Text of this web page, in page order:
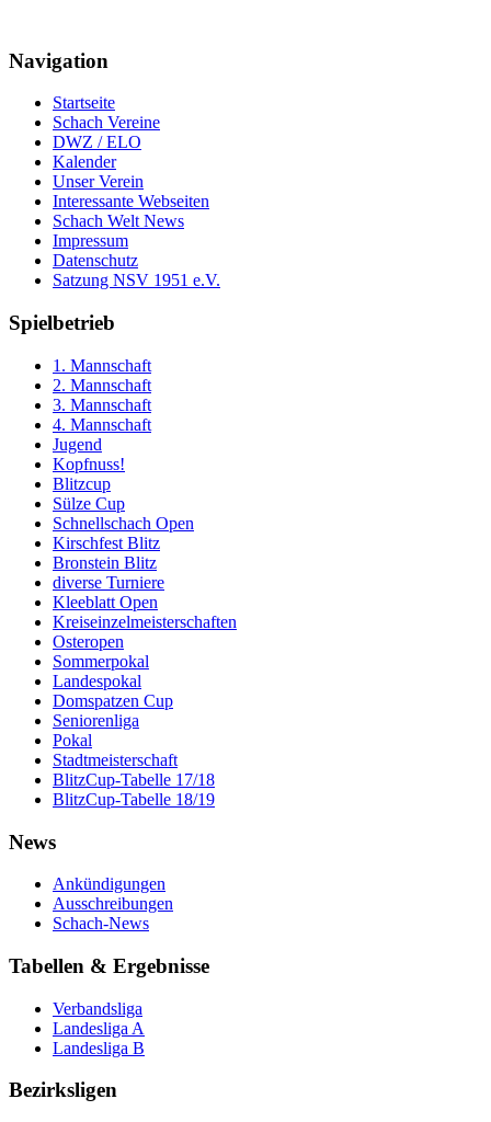
Navigation
Startseite
Schach Vereine
DWZ / ELO
Kalender
Unser Verein
Interessante Webseiten
Schach Welt News
Impressum
Datenschutz
Satzung NSV 1951 e.V.
Spielbetrieb
1. Mannschaft
2. Mannschaft
3. Mannschaft
4. Mannschaft
Jugend
Kopfnuss!
Blitzcup
Sülze Cup
Schnellschach Open
Kirschfest Blitz
Bronstein Blitz
diverse Turniere
Kleeblatt Open
Kreiseinzelmeisterschaften
Osteropen
Sommerpokal
Landespokal
Domspatzen Cup
Seniorenliga
Pokal
Stadtmeisterschaft
BlitzCup-Tabelle 17/18
BlitzCup-Tabelle 18/19
News
Ankündigungen
Ausschreibungen
Schach-News
Tabellen & Ergebnisse
Verbandsliga
Landesliga A
Landesliga B
Bezirksligen